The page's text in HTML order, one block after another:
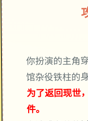
你扮演的主角
馆杂役铁柱的
为了返回现世
件。